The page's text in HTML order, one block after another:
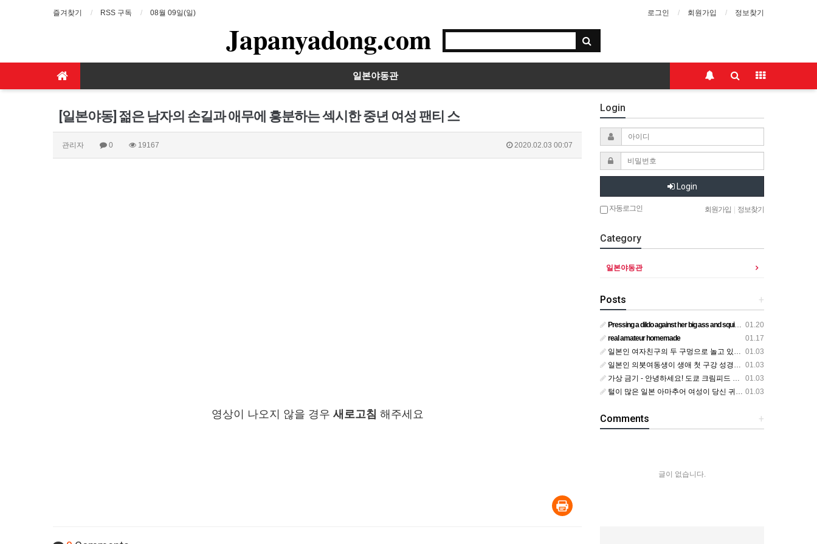
즐겨찾기 RSS 구독 08월 09일(일) 로그인 회원가입 정보찾기
Japanyadong.com
일본야동관
[일본야동] 젊은 남자의 손길과 애무에 흥분하는 섹시한 중년 여성 팬티 스
관리자 0 19167 2020.02.03 00:07
영상이 나오지 않을 경우 새로고침 해주세요
Login
Login
자동로그인 회원가입 정보찾기
Category
일본야동관
+
Posts
01.20
Pressing a dildo against her big ass and squirting from below
01.17
real amateur homemade
01.03
일본인 여자친구의 두 구멍으로 놀고 있어요
01.03
일본인 의붓여동생이 생애 첫 구강 성경험을 공개하다
01.03
가상 금기 - 안녕하세요! 도쿄 크림피드 시엘에서
01.03
털이 많은 일본 아마추어 여성이 당신 귀에 대고 신음하며 자위합니다. 그녀가 오르가즘에 도달하는 모습을 보세요?
+
Comments
글이 없습니다.